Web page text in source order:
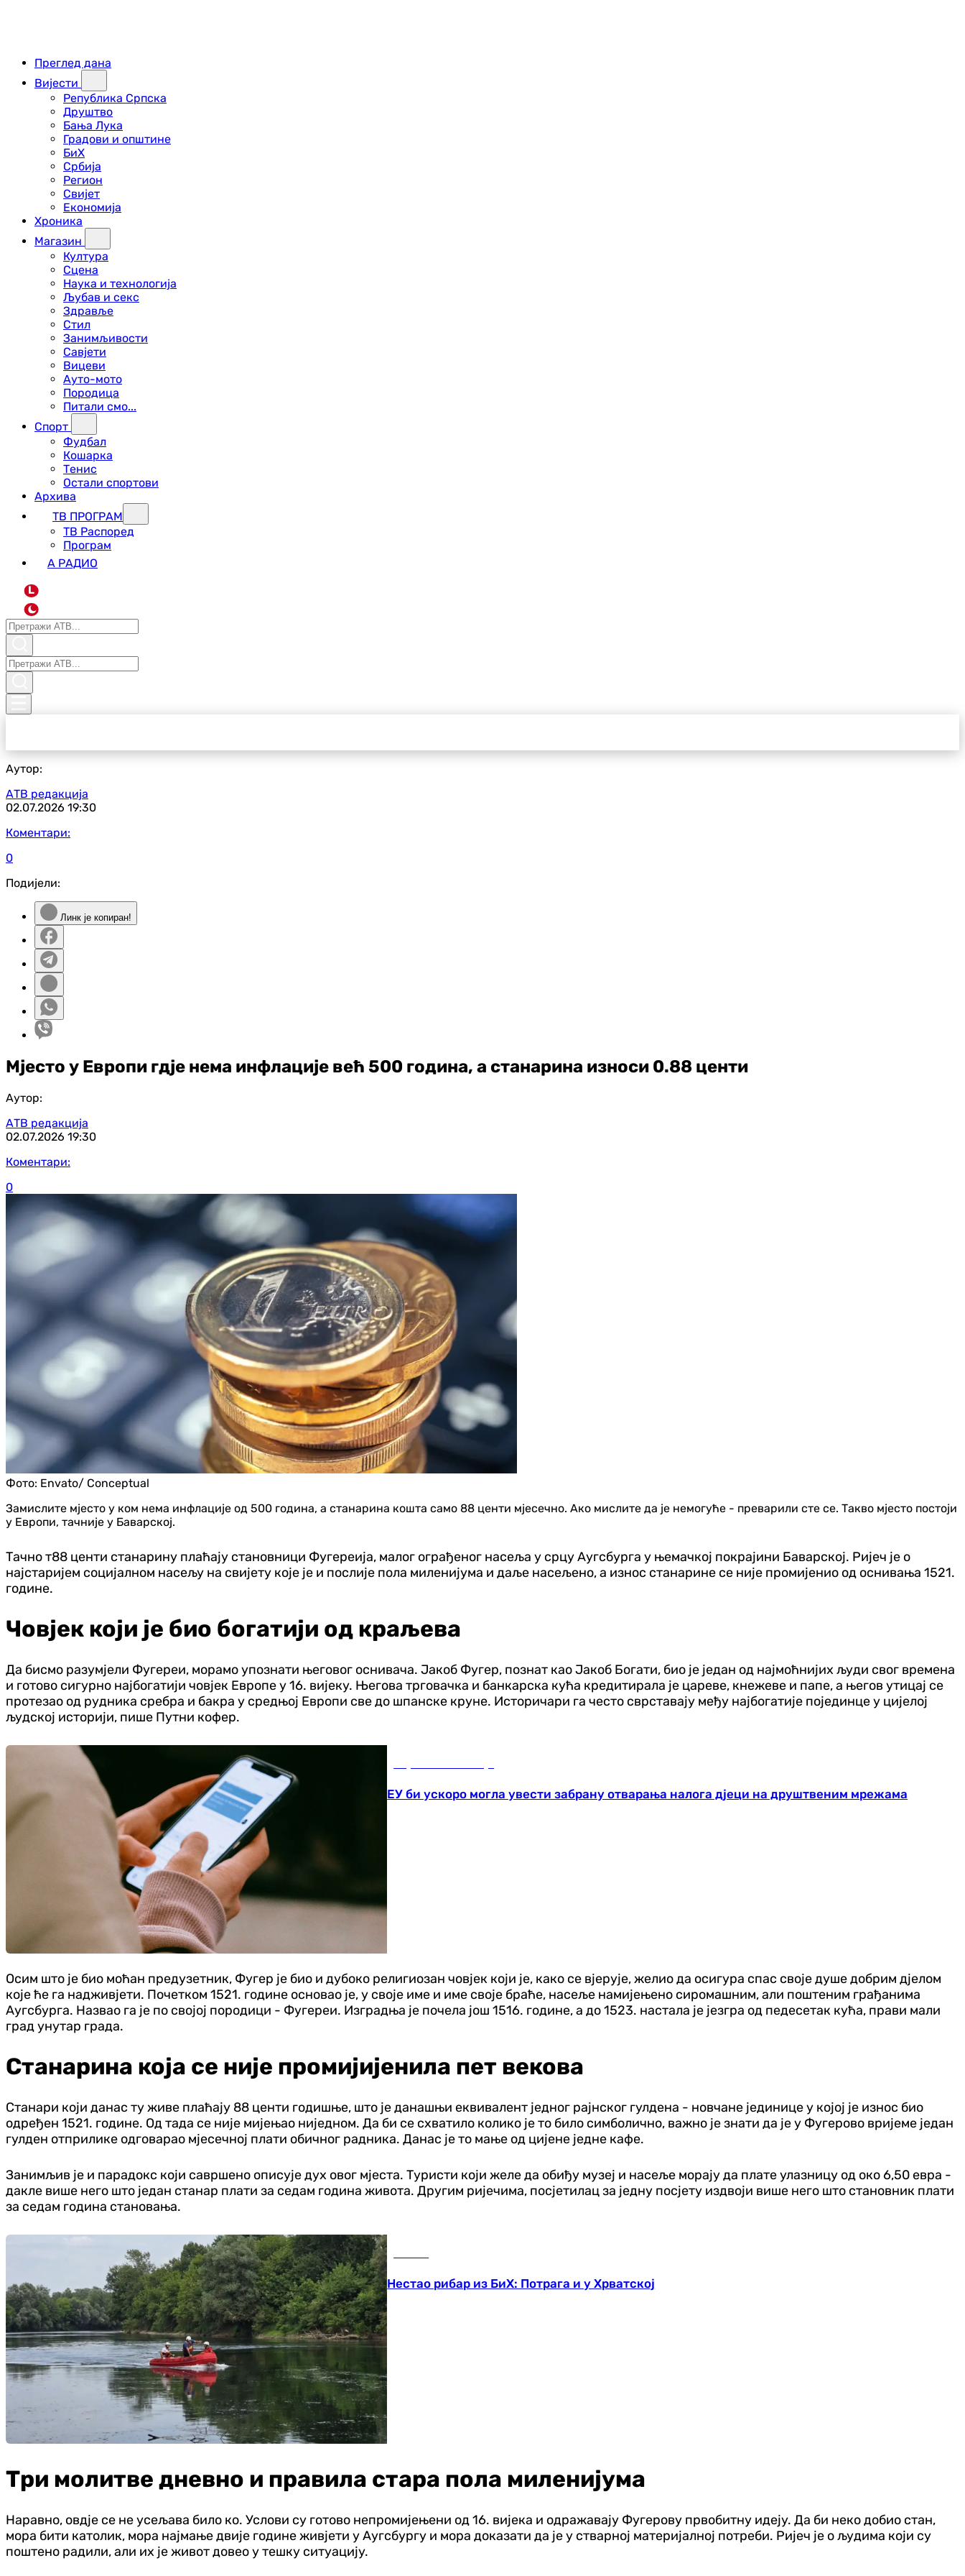
Преглед дана
Вијести
Република Српска
Друштво
Бања Лука
Градови и општине
БиХ
Србија
Регион
Свијет
Економија
Хроника
Магазин
Култура
Сцена
Наука и технологија
Љубав и секс
Здравље
Стил
Занимљивости
Савјети
Вицеви
Ауто-мото
Породица
Питали смо...
Спорт
Фудбал
Кошарка
Тенис
Остали спортови
Архива
ТВ ПРОГРАМ
ТВ Распоред
Програм
А РАДИО
L
Аутор:
АТВ редакција
02.07.2026 19:30
Коментари:
0
Подијели:
Линк је копиран!
Мјесто у Европи гдје нема инфлације већ 500 година, а станарина износи 0.88 центи
Аутор:
АТВ редакција
02.07.2026 19:30
Коментари:
0
Фото: Envato/ Conceptual
Замислите мјесто у ком нема инфлације од 500 година, а станарина кошта само 88 центи мјесечно. Ако мислите да је немогуће - преварили сте се. Такво мјесто постоји
у Европи, тачније у Баварској.
Тачно т88 центи станарину плаћају становници Фугереија, малог ограђеног насеља у срцу Аугсбурга у њемачкој покрајини Баварској. Ријеч је о
најстаријем социјалном насељу на свијету које је и послије пола миленијума и даље насељено, а износ станарине се није промијенио од оснивања 1521.
године.
Човјек који је био богатији од краљева
Да бисмо разумјели Фугереи, морамо упознати његовог оснивача. Јакоб Фугер, познат као Јакоб Богати, био је један од најмоћнијих људи свог времена
и готово сигурно најбогатији човјек Европе у 16. вијеку. Његова трговачка и банкарска кућа кредитирала је цареве, кнежеве и папе, а његов утицај се
протезао од рудника сребра и бакра у средњој Европи све до шпанске круне. Историчари га често сврставају међу најбогатије појединце у цијелој
људској историји, пише Путни кофер.
ЕУ би ускоро могла увести забрану отварања налога дјеци на друштвеним мрежама
Осим што је био моћан предузетник, Фугер је био и дубоко религиозан човјек који је, како се вјерује, желио да осигура спас своје душе добрим дјелом
које ће га надживјети. Почетком 1521. године основао је, у своје име и име своје браће, насеље намијењено сиромашним, али поштеним грађанима
Аугсбурга. Назвао га је по својој породици - Фугереи. Изградња је почела још 1516. године, а до 1523. настала је језгра од педесетак кућа, прави мали
град унутар града.
Станарина која се није промијијенила пет векова
Станари који данас ту живе плаћају 88 центи годишње, што је данашњи еквивалент једног рајнског гулдена - новчане јединице у којој је износ био
одређен 1521. године. Од тада се није мијењао ниједном. Да би се схватило колико је то било симболично, важно је знати да је у Фугерово вријеме један
гулден отприлике одговарао мјесечној плати обичног радника. Данас је то мање од цијене једне кафе.
Занимљив је и парадокс који савршено описује дух овог мјеста. Туристи који желе да обиђу музеј и насеље морају да плате улазницу од око 6,50 евра -
дакле више него што један станар плати за седам година живота. Другим ријечима, посјетилац за једну посјету издвоји више него што становник плати
за седам година становања.
Нестао рибар из БиХ: Потрага и у Хрватској
Три молитве дневно и правила стара пола миленијума
Наравно, овдје се не усељава било ко. Услови су готово непромијењени од 16. вијека и одражавају Фугерову првобитну идеју. Да би неко добио стан,
мора бити католик, мора најмање двије године живјети у Аугсбургу и мора доказати да је у стварној материјалној потреби. Ријеч је о људима који су
поштено радили, али их је живот довео у тешку ситуацију.